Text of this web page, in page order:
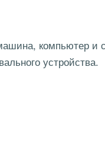
компьютер и
устройства.